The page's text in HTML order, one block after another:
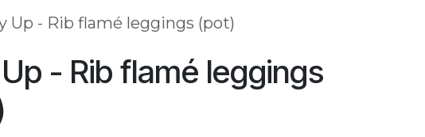
Up - Rib flamé leggings (pot)
- Rib flamé leggings